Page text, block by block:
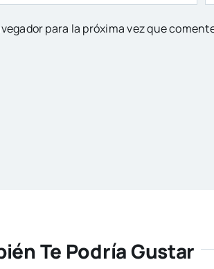
para la próxima vez que
Te Podría Gustar